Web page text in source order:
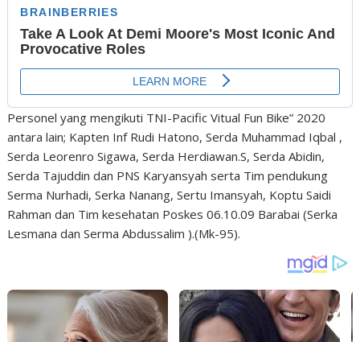
Personel yang mengikuti TNI-Pacific Vitual Fun Bike” 2020
antara lain; Kapten Inf Rudi Hatono, Serda Muhammad Iqbal ,
Serda Leorenro Sigawa, Serda Herdiawan.S, Serda Abidin,
Serda Tajuddin dan PNS Karyansyah serta Tim pendukung
Serma Nurhadi, Serka Nanang, Sertu Imansyah, Koptu Saidi
Rahman dan Tim kesehatan Poskes 06.10.09 Barabai (Serka
Lesmana dan Serma Abdussalim ).(Mk-95).